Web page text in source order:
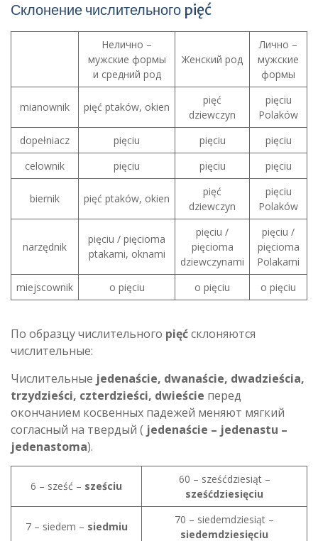
Склонение числительного pięć
Нелично –
мужские формы
и средний род
Женский род
Лично –
мужские
формы
mianownik pięć ptaków, okien
pięć
dziewczyn
pięciu
Polaków
dopełniacz
pięciu pięciu
pięciu
celownik
pięciu pięciu pięciu
biernik pięć ptaków, okien
pięć
dziewczyn
pięciu
Polaków
narzędnik
pięciu / pięcioma
ptakami, oknami
pięciu /
pięcioma
dziewczynami
pięciu /
pięcioma
Polakami
miejscownik
o pięciu o pięciu o pięciu
По образцу числительного pięćсклоняются
числительные:
Числительные jedenaście, dwanaście, dwadzieścia,
trzydzieści, czterdzieści, dwieście перед
окончанием косвенных падежей меняют мягкий
согласный на твердый ( jedenaście – jedenastu –
jedenastoma).
6 – sześć – sześciu
60 – sześćdziesiąt –
sześćdziesięciu
7 – siedem – siedmiu
70 – siedemdziesiąt –
siedemdziesięciu